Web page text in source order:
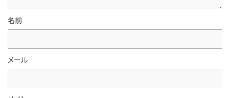
名前
メール